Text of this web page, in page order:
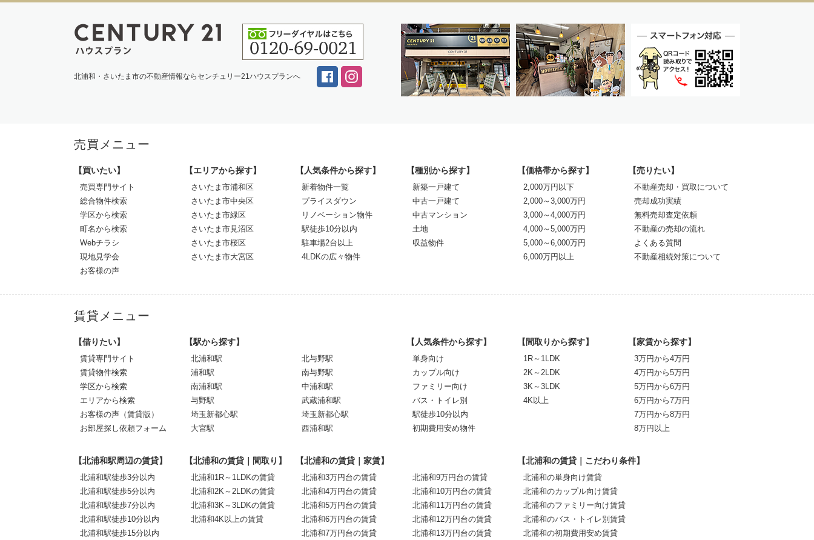
北浦和・さいたま市の不動産情報ならセンチュリー21ハウスプランへ
売買メニュー
【買いたい】
売買専門サイト
総合物件検索
学区から検索
町名から検索
Webチラシ
現地見学会
お客様の声
【エリアから探す】
さいたま市浦和区
さいたま市中央区
さいたま市緑区
さいたま市見沼区
さいたま市桜区
さいたま市大宮区
【人気条件から探す】
新着物件一覧
プライスダウン
リノベーション物件
駅徒歩10分以内
駐車場2台以上
4LDKの広々物件
【種別から探す】
新築一戸建て
中古一戸建て
中古マンション
土地
収益物件
【価格帯から探す】
2,000万円以下
2,000～3,000万円
3,000～4,000万円
4,000～5,000万円
5,000～6,000万円
6,000万円以上
【売りたい】
不動産売却・買取について
売却成功実績
無料売却査定依頼
不動産の売却の流れ
よくある質問
不動産相続対策について
賃貸メニュー
【借りたい】
賃貸専門サイト
賃貸物件検索
学区から検索
エリアから検索
お客様の声（賃貸版）
お部屋探し依頼フォーム
【駅から探す】
北浦和駅
浦和駅
南浦和駅
与野駅
埼玉新都心駅
大宮駅
北与野駅
南与野駅
中浦和駅
武蔵浦和駅
埼玉新都心駅
西浦和駅
【人気条件から探す】
単身向け
カップル向け
ファミリー向け
バス・トイレ別
駅徒歩10分以内
初期費用安め物件
【間取りから探す】
1R～1LDK
2K～2LDK
3K～3LDK
4K以上
【家賃から探す】
3万円から4万円
4万円から5万円
5万円から6万円
6万円から7万円
7万円から8万円
8万円以上
【北浦和駅周辺の賃貸】
北浦和駅徒歩3分以内
北浦和駅徒歩5分以内
北浦和駅徒歩7分以内
北浦和駅徒歩10分以内
北浦和駅徒歩15分以内
【北浦和の賃貸｜間取り】
北浦和1R～1LDKの賃貸
北浦和2K～2LDKの賃貸
北浦和3K～3LDKの賃貸
北浦和4K以上の賃貸
【北浦和の賃貸｜家賃】
北浦和3万円台の賃貸
北浦和4万円台の賃貸
北浦和5万円台の賃貸
北浦和6万円台の賃貸
北浦和7万円台の賃貸
北浦和9万円台の賃貸
北浦和10万円台の賃貸
北浦和11万円台の賃貸
北浦和12万円台の賃貸
北浦和13万円台の賃貸
【北浦和の賃貸｜こだわり条件】
北浦和の単身向け賃貸
北浦和のカップル向け賃貸
北浦和のファミリー向け賃貸
北浦和のバス・トイレ別賃貸
北浦和の初期費用安め賃貸